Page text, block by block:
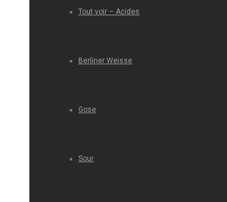
Tout voir – Acides
Berliner Weisse
Gose
Sour